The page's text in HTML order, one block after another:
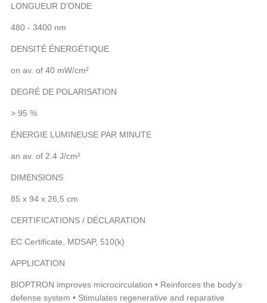
LONGUEUR D’ONDE
480 - 3400 nm
DENSITÉ ÉNERGÉTIQUE
on av. of 40 mW/cm²
DEGRÉ DE POLARISATION
> 95 %
ÉNERGIE LUMINEUSE PAR MINUTE
an av. of 2.4 J/cm²
DIMENSIONS
85 x 94 x 26,5 cm
CERTIFICATIONS / DÉCLARATION
EC Certificate, MDSAP, 510(k)
APPLICATION
BIOPTRON improves microcirculation • Reinforces the body’s
defense system • Stimulates regenerative and reparative